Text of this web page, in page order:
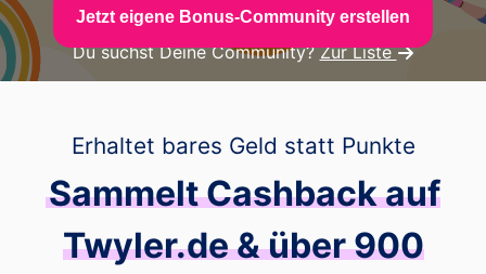
Jetzt eigene Bonus-Community erstellen
Du suchst Deine Community?Zur Liste
Erhaltet bares Geld statt Punkte
Sammelt Cashback auf
Twyler.de & über 900